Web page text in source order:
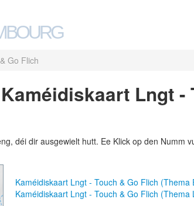
Go Flich
Lngt -
déi dir ausgewielt hutt. Ee Klick op den Numm
Kaméidiskaart Lngt - Touch & Go Flich (Thema
Kaméidiskaart Lngt - Touch & Go Flich (Thema